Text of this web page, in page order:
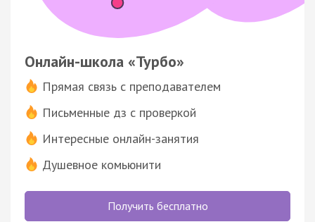
Онлайн-школа «Турбо»
Прямая связь с преподавателем
Письменные дз с проверкой
Интересные онлайн-занятия
Душевное комьюнити
Получить бесплатно